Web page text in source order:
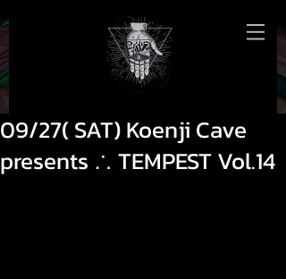
09/27( SAT) Koenji Cave
presents ∴ TEMPEST Vol.14